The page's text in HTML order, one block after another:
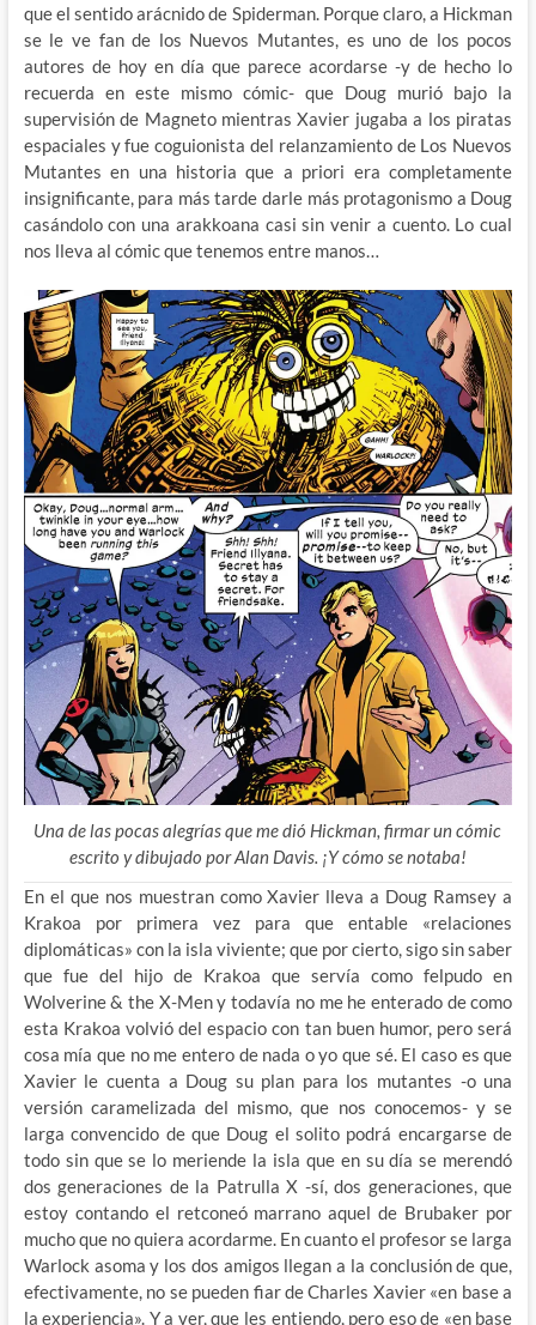
que el sentido arácnido de Spiderman. Porque claro, a Hickman
se le ve fan de los Nuevos Mutantes, es uno de los pocos
autores de hoy en día que parece acordarse -y de hecho lo
recuerda en este mismo cómic- que Doug murió bajo la
supervisión de Magneto mientras Xavier jugaba a los piratas
espaciales y fue coguionista del relanzamiento de Los Nuevos
Mutantes en una historia que a priori era completamente
insignificante, para más tarde darle más protagonismo a Doug
casándolo con una arakkoana casi sin venir a cuento. Lo cual
nos lleva al cómic que tenemos entre manos…
Una de las pocas alegrías que me dió Hickman, firmar un cómic
escrito y dibujado por Alan Davis. ¡Y cómo se notaba!
En el que nos muestran como Xavier lleva a Doug Ramsey a
Krakoa por primera vez para que entable «relaciones
diplomáticas» con la isla viviente; que por cierto, sigo sin saber
que fue del hijo de Krakoa que servía como felpudo en
Wolverine & the X-Men y todavía no me he enterado de como
esta Krakoa volvió del espacio con tan buen humor, pero será
cosa mía que no me entero de nada o yo que sé. El caso es que
Xavier le cuenta a Doug su plan para los mutantes -o una
versión caramelizada del mismo, que nos conocemos- y se
larga convencido de que Doug el solito podrá encargarse de
todo sin que se lo meriende la isla que en su día se merendó
dos generaciones de la Patrulla X -sí, dos generaciones, que
estoy contando el retconeó marrano aquel de Brubaker por
mucho que no quiera acordarme. En cuanto el profesor se larga
Warlock asoma y los dos amigos llegan a la conclusión de que,
efectivamente, no se pueden fiar de Charles Xavier «en base a
la experiencia». Y a ver, que les entiendo, pero eso de «en base